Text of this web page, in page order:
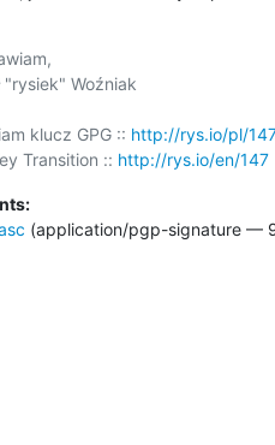
"rysiek" Woźniak
klucz GPG :: http://rys.io/pl/
Transition :: http://rys.io/en/147
(application/pgp-signature —